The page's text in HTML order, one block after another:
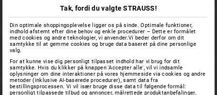
Tak, fordi du valgte STRAUSS!
Din optimale shoppingoplevelse ligger os på sinde. Optimale funktioner,
indhold afstemt efter dine behov og enkle procedurer – Dette er formålet
med cookies og andre teknologier, vi anvender.Vi beder derfor om dit
samtykke til at gemme cookies og bruge data baseret på dine personlige
valg.
For at kunne vise dig personligt tilpasset indhold har vi brug for dit
samtykke. Hvis du klikker på knappen 'Accepter alle', vil vi indsamle
oplysninger om dine interaktioner på vores hjemmeside via cookies og andre
metoder (inklusive AI-baserede procedurer), samt data fra
bestillingsprocessen. Vi vil især bruge disse data til følgende formål:
personligt tilpassede tilbud og annoncer, målrettede produktanbefalinger,